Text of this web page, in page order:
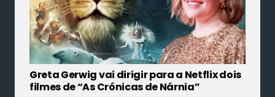
Greta Gerwig vai dirigir para a Netflix dois
filmes de “As Crónicas de Nárnia”